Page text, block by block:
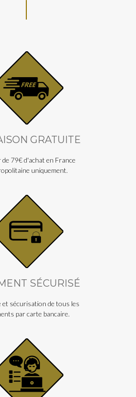
GRATUITE
79€ d'achat en France
uniquement.
SÉCURISÉ
sécurisation de tous les
par carte bancaire.